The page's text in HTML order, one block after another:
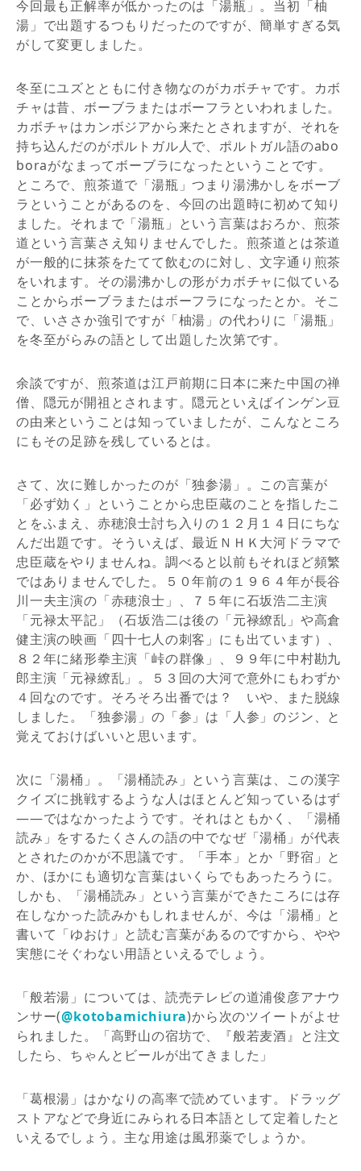
今回最も正解率が低かったのは「湯瓶」。当初「柚
湯」で出題するつもりだったのですが、簡単すぎる気
がして変更しました。
冬至にユズとともに付き物なのがカボチャです。カボ
チャは昔、ボーブラまたはボーフラといわれました。
カボチャはカンボジアから来たとされますが、それを
持ち込んだのがポルトガル人で、ポルトガル語のabo
boraがなまってボーブラになったということです。
ところで、煎茶道で「湯瓶」つまり湯沸かしをボーブ
ラということがあるのを、今回の出題時に初めて知り
ました。それまで「湯瓶」という言葉はおろか、煎茶
道という言葉さえ知りませんでした。煎茶道とは茶道
が一般的に抹茶をたてて飲むのに対し、文字通り煎茶
をいれます。その湯沸かしの形がカボチャに似ている
ことからボーブラまたはボーフラになったとか。そこ
で、いささか強引ですが「柚湯」の代わりに「湯瓶」
を冬至がらみの語として出題した次第です。
余談ですが、煎茶道は江戸前期に日本に来た中国の禅
僧、隠元が開祖とされます。隠元といえばインゲン豆
の由来ということは知っていましたが、こんなところ
にもその足跡を残しているとは。
さて、次に難しかったのが「独参湯」。この言葉が
「必ず効く」ということから忠臣蔵のことを指したこ
とをふまえ、赤穂浪士討ち入りの１２月１４日にちな
んだ出題です。そういえば、最近ＮＨＫ大河ドラマで
忠臣蔵をやりませんね。調べると以前もそれほど頻繁
ではありませんでした。５０年前の１９６４年が長谷
川一夫主演の「赤穂浪士」、７５年に石坂浩二主演
「元禄太平記」（石坂浩二は後の「元禄繚乱」や高倉
健主演の映画「四十七人の刺客」にも出ています）、
８２年に緒形拳主演「峠の群像」、９９年に中村勘九
郎主演「元禄繚乱」。５３回の大河で意外にもわずか
４回なのです。そろそろ出番では？ いや、また脱線
しました。「独参湯」の「参」は「人参」のジン、と
覚えておけばいいと思います。
次に「湯桶」。「湯桶読み」という言葉は、この漢字
クイズに挑戦するような人はほとんど知っているはず
――ではなかったようです。それはともかく、「湯桶
読み」をするたくさんの語の中でなぜ「湯桶」が代表
とされたのかが不思議です。「手本」とか「野宿」と
か、ほかにも適切な言葉はいくらでもあったろうに。
しかも、「湯桶読み」という言葉ができたころには存
在しなかった読みかもしれませんが、今は「湯桶」と
書いて「ゆおけ」と読む言葉があるのですから、やや
実態にそぐわない用語といえるでしょう。
「般若湯」については、読売テレビの道浦俊彦アナウ
ンサー(@kotobamichiura)から次のツイートがよせ
られました。「高野山の宿坊で、『般若麦酒』と注文
したら、ちゃんとビールが出てきました」
「葛根湯」はかなりの高率で読めています。ドラッグ
ストアなどで身近にみられる日本語として定着したと
いえるでしょう。主な用途は風邪薬でしょうか。